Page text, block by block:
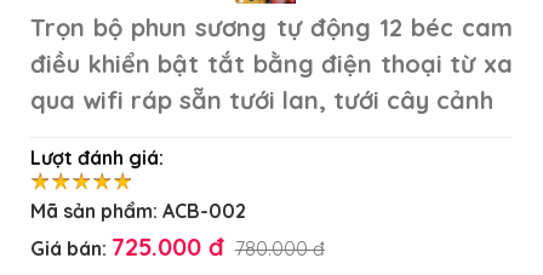
Trọn bộ phun sương tự động 12 béc cam
điều khiển bật tắt bằng điện thoại từ xa
qua wifi ráp sẵn tưới lan, tưới cây cảnh
Lượt đánh giá:
Mã sản phẩm: ACB-002
Giá bán: 725.000 đ 780.000 đ